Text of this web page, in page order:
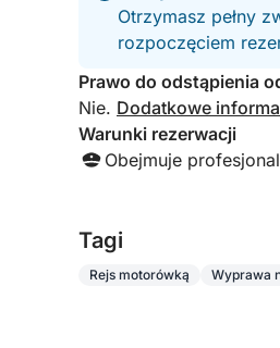
Otrzymasz pełny
rozpoczęciem
Prawo do odstąpienia
Nie. Dodatkowe
Warunki rezerwacji
Obejmuje
Tagi
Rejs motorówką Wyprawa